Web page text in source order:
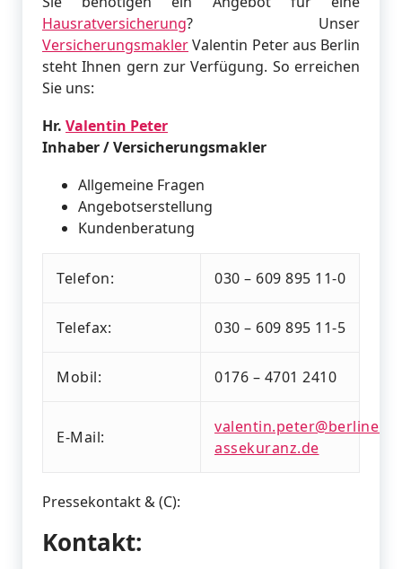
Hausratversicherung? Unser
VersicherungsmaklerValentin Peter aus Berlin
steht Ihnen gern zur Verfügung. So erreichen
Sie uns:
Hr. Valentin Peter
Inhaber / Versicherungsmakler
Allgemeine Fragen
Angebotserstellung
Kundenberatung
Telefon: 030 – 609 895 11-0
Telefax: 030 – 609 895 11-5
Mobil: 0176 – 4701 2410
E-Mail:
valentin.peter@berliner-
assekuranz.de
Pressekontakt & (C):
Kontakt: